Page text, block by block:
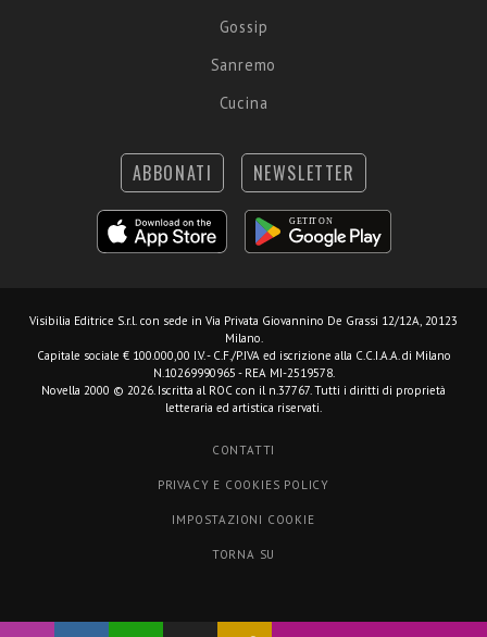
Gossip
Sanremo
Cucina
ABBONATI NEWSLETTER
Visibilia Editrice S.r.l. con sede in Via Privata Giovannino De Grassi 12/12A, 20123
Milano.
Capitale sociale € 100.000,00 I.V. - C.F./P.IVA ed iscrizione alla C.C.I.A.A. di Milano
N.10269990965 - REA MI-2519578.
Novella 2000 © 2026. Iscritta al ROC con il n.37767. Tutti i diritti di proprietà
letteraria ed artistica riservati.
CONTATTI
PRIVACY E COOKIES POLICY
IMPOSTAZIONI COOKIE
TORNA SU